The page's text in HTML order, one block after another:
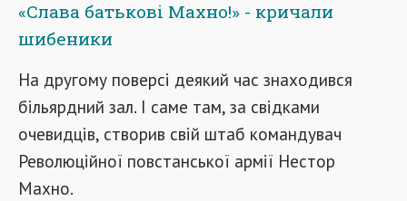
«Слава батькові Махно!» - кричали
шибеники
На другому поверсі деякий час знаходився
більярдний зал. І саме там, за свідками
очевидців, створив свій штаб командувач
Революційної повстанської армії Нестор
Махно.